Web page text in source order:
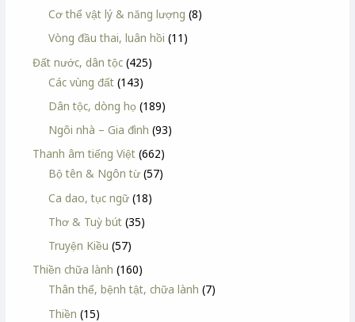
Cơ thể vật lý & năng lượng (8)
Vòng đầu thai, luân hồi (11)
Đất nước, dân tộc (425)
Các vùng đất (143)
Dân tộc, dòng họ (189)
Ngôi nhà – Gia đình (93)
Thanh âm tiếng Việt (662)
Bộ tên & Ngôn từ (57)
Ca dao, tục ngữ (18)
Thơ & Tuỳ bút (35)
Truyện Kiều (57)
Thiền chữa lành (160)
Thân thể, bệnh tật, chữa lành (7)
Thiền (15)